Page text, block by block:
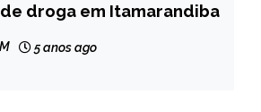
droga em Itamarandiba
5 anos ago